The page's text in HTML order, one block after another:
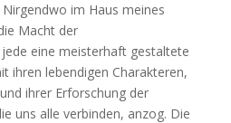
im Haus meines
Macht der
eine meisterhaft gestaltete
ihren lebendigen Charakteren,
ihrer Erforschung der
uns alle verbinden, anzog. Die